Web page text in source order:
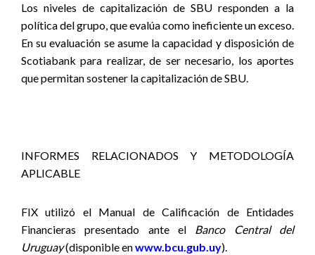
Los niveles de capitalización de SBU responden a la
política del grupo, que evalúa como ineficiente un exceso.
En su evaluación se asume la capacidad y disposición de
Scotiabank para realizar, de ser necesario, los aportes
que permitan sostener la capitalización de SBU.
INFORMES RELACIONADOS Y METODOLOGÍA
APLICABLE
FIX utilizó el Manual de Calificación de Entidades
Financieras presentado ante el Banco Central del
Uruguay(disponible enwww.bcu.gub.uy).